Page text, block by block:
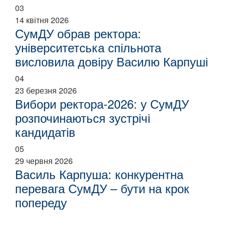
03
14 квітня 2026
СумДУ обрав ректора:
університетська спільнота
висловила довіру Василю Карпуші
04
23 березня 2026
Вибори ректора-2026: у СумДУ
розпочинаються зустрічі
кандидатів
05
29 червня 2026
Василь Карпуша: конкурентна
перевага СумДУ – бути на крок
попереду